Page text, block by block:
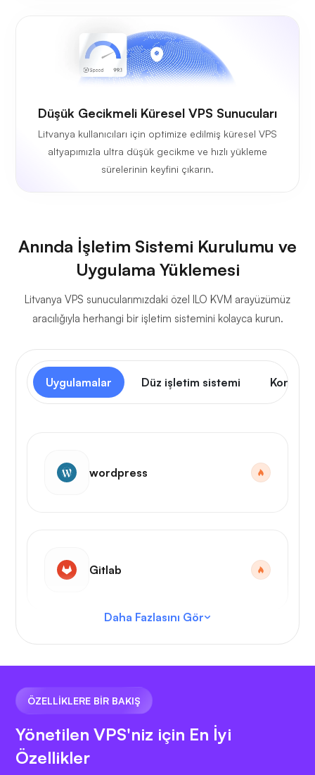
Düşük Gecikmeli Küresel VPS Sunucuları
Litvanya kullanıcıları için optimize edilmiş küresel VPS
altyapımızla ultra düşük gecikme ve hızlı yükleme
sürelerinin keyfini çıkarın.
Anında İşletim Sistemi Kurulumu ve
Uygulama Yüklemesi
Litvanya VPS sunucularımızdaki özel ILO KVM arayüzümüz
aracılığıyla herhangi bir işletim sistemini kolayca kurun.
Uygulamalar Düz işletim sistemi Kontrol
wordpress
Gitlab
VS Kodu
Daha Fazlasını Gör
ÖZELLİKLERE BİR BAKIŞ
Yönetilen VPS'niz için En İyi
Özellikler